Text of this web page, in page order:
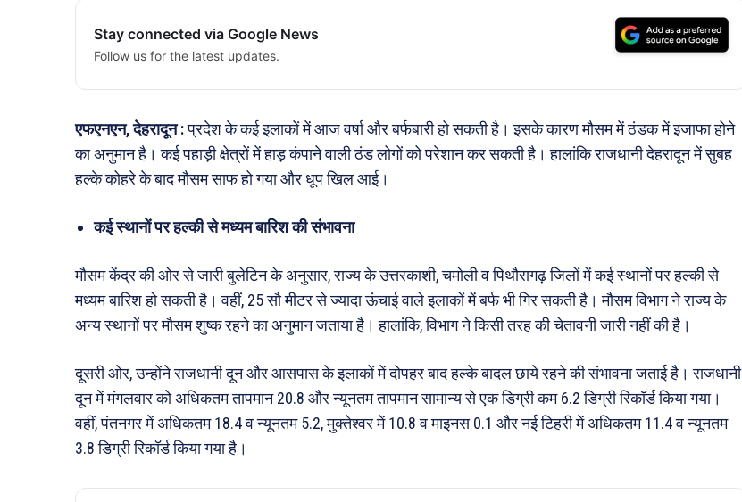
Stay connected via Google News
Follow us for the latest updates.
एफएनएन, देहरादून :प्रदेश के कई इलाकों में आज वर्षा और बर्फबारी हो सकती है। इसके कारण मौसम में ठंडक में इजाफा होने
का अनुमान है। कई पहाड़ी क्षेत्रों में हाड़ कंपाने वाली ठंड लोगों को परेशान कर सकती है। हालांकि राजधानी देहरादून में सुबह
हल्के कोहरे के बाद मौसम साफ हो गया और धूप खिल आई।
कई स्थानों पर हल्की से मध्यम बारिश की संभावना
मौसम केंद्र की ओर से जारी बुलेटिन के अनुसार, राज्य के उत्तरकाशी, चमोली व पिथौरागढ़ जिलों में कई स्थानों पर हल्की से
मध्यम बारिश हो सकती है। वहीं, 25 सौ मीटर से ज्यादा ऊंचाई वाले इलाकों में बर्फ भी गिर सकती है। मौसम विभाग ने राज्य के
अन्य स्थानों पर मौसम शुष्क रहने का अनुमान जताया है। हालांकि, विभाग ने किसी तरह की चेतावनी जारी नहीं की है।
दूसरी ओर, उन्होंने राजधानी दून और आसपास के इलाकों में दोपहर बाद हल्के बादल छाये रहने की संभावना जताई है। राजधानी
दून में मंगलवार को अधिकतम तापमान 20.8 और न्यूनतम तापमान सामान्य से एक डिग्री कम 6.2 डिग्री रिकॉर्ड किया गया।
वहीं, पंतनगर में अधिकतम 18.4 व न्यूनतम 5.2, मुक्तेश्वर में 10.8 व माइनस 0.1 और नई टिहरी में अधिकतम 11.4 व न्यूनतम
3.8 डिग्री रिकॉर्ड किया गया है।